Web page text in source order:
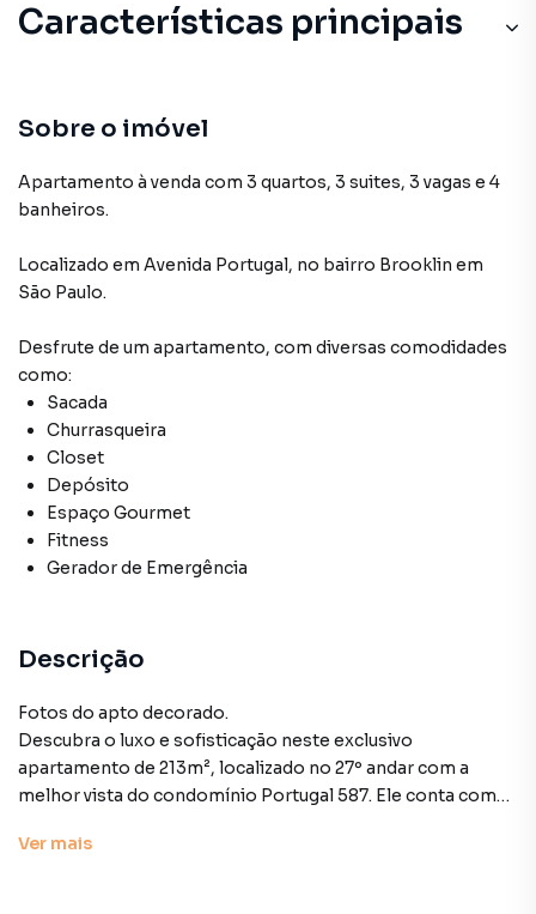
Características principais
Sobre o imóvel
Apartamento à venda com 3 quartos, 3 suites, 3 vagas e 4
banheiros.
Localizado em Avenida Portugal, no bairro Brooklin em
São Paulo.
Desfrute de um apartamento, com diversas comodidades
como:
Sacada
Churrasqueira
Closet
Depósito
Espaço Gourmet
Fitness
Gerador de Emergência
Descrição
Fotos do apto decorado.
Descubra o luxo e sofisticação neste exclusivo
apartamento de 213m², localizado no 27º andar com a
melhor vista do condomínio Portugal 587. Ele conta com
revertida), sala e suíte máster ampliadas, 1 lavabo, três
Ver mais